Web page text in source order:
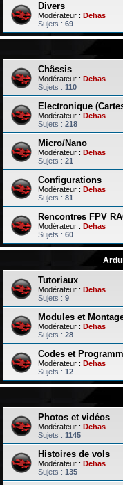
Divers
Modérateur : Dehas
Sujets : 69
Châssis
Modérateur : Dehas
Sujets : 110
Electronique
Modérateur : Dehas
Sujets : 218
Micro/Nano
Modérateur : Dehas
Sujets : 21
Configurations
Modérateur : Dehas
Sujets : 81
Rencontres FPV
Modérateur : Dehas
Sujets : 60
Tutoriaux
Modérateur : Dehas
Sujets : 9
Modules et
Modérateur : Dehas
Sujets : 28
Codes et
Modérateur : Dehas
Sujets : 12
Photos et vidéos
Modérateur : Dehas
Sujets : 1145
Histoires de vols
Modérateur : Dehas
Sujets : 135